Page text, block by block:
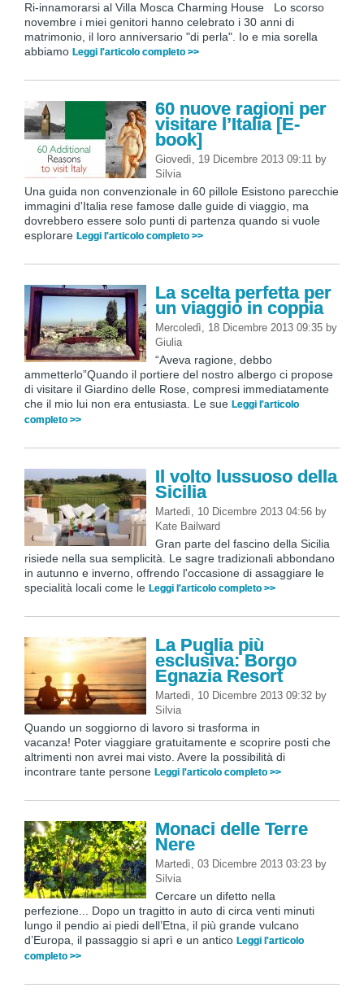
Ri-innamorarsi al Villa Mosca Charming House Lo scorso
novembre i miei genitori hanno celebrato i 30 anni di
matrimonio, il loro anniversario "di perla". Io e mia sorella
abbiamo Leggi l'articolo completo >>
60 nuove ragioni per
visitare l’Italia [E-
book]
Giovedì, 19 Dicembre 2013 09:11 by
Silvia
Una guida non convenzionale in 60 pillole Esistono parecchie
immagini d'Italia rese famose dalle guide di viaggio, ma
dovrebbero essere solo punti di partenza quando si vuole
esplorare Leggi l'articolo completo >>
La scelta perfetta per
un viaggio in coppia
Mercoledì, 18 Dicembre 2013 09:35 by
Giulia
“Aveva ragione, debbo
ammetterlo”Quando il portiere del nostro albergo ci propose
di visitare il Giardino delle Rose, compresi immediatamente
che il mio lui non era entusiasta. Le sue Leggi l'articolo
completo >>
Il volto lussuoso della
Sicilia
Martedì, 10 Dicembre 2013 04:56 by
Kate Bailward
Gran parte del fascino della Sicilia
risiede nella sua semplicità. Le sagre tradizionali abbondano
in autunno e inverno, offrendo l'occasione di assaggiare le
specialità locali come le Leggi l'articolo completo >>
La Puglia più
esclusiva: Borgo
Egnazia Resort
Martedì, 10 Dicembre 2013 09:32 by
Silvia
Quando un soggiorno di lavoro si trasforma in
vacanza! Poter viaggiare gratuitamente e scoprire posti che
altrimenti non avrei mai visto. Avere la possibilità di
incontrare tante persone Leggi l'articolo completo >>
Monaci delle Terre
Nere
Martedì, 03 Dicembre 2013 03:23 by
Silvia
Cercare un difetto nella
perfezione... Dopo un tragitto in auto di circa venti minuti
lungo il pendio ai piedi dell’Etna, il più grande vulcano
d’Europa, il passaggio si aprì e un antico Leggi l'articolo
completo >>